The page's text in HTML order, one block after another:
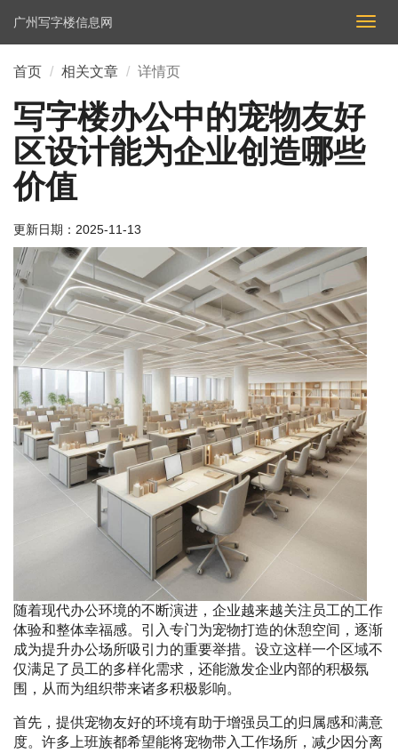
切
换
广州写字楼信息网
首页 相关文章 详情页
写字楼办公中的宠物友好
区设计能为企业创造哪些
价值
更新日期： 2025-11-13
随着现代办公环境的不断演进，企业越来越关注员工的工作
体验和整体幸福感。引入专门为宠物打造的休憩空间，逐渐
成为提升办公场所吸引力的重要举措。设立这样一个区域不
仅满足了员工的多样化需求，还能激发企业内部的积极氛
围，从而为组织带来诸多积极影响。
首先，提供宠物友好的环境有助于增强员工的归属感和满意
度。许多上班族都希望能将宠物带入工作场所，减少因分离